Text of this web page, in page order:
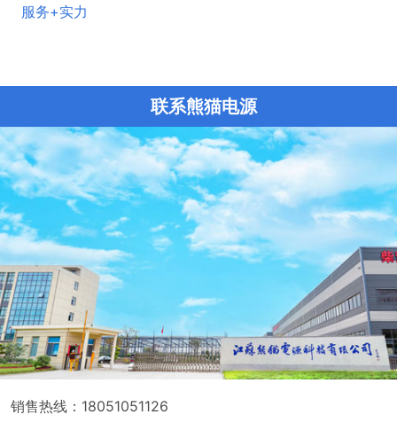
服务+实力
联系熊猫电源
销售热线：18051051126